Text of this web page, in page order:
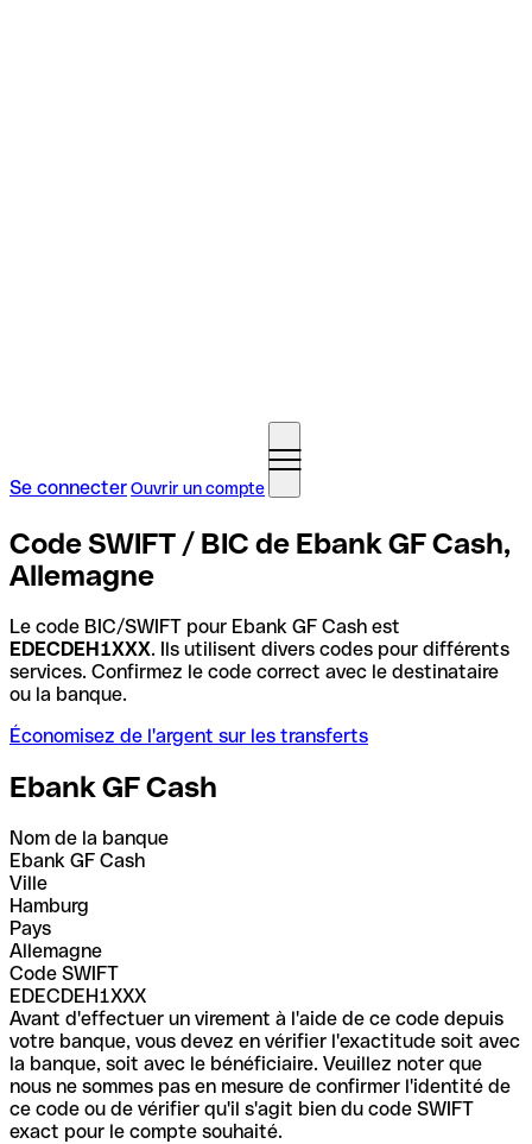
Se connecterOuvrir un compte
Code SWIFT / BIC de Ebank GF Cash,
Allemagne
Le code BIC/SWIFT pour Ebank GF Cash est
EDECDEH1XXX. Ils utilisent divers codes pour différents
services. Confirmez le code correct avec le destinataire
ou la banque.
Économisez de l'argent sur les transferts
Ebank GF Cash
Nom de la banque
Ebank GF Cash
Ville
Hamburg
Pays
Allemagne
Code SWIFT
EDECDEH1XXX
Avant d'effectuer un virement à l'aide de ce code depuis
votre banque, vous devez en vérifier l'exactitude soit avec
la banque, soit avec le bénéficiaire. Veuillez noter que
nous ne sommes pas en mesure de confirmer l'identité de
ce code ou de vérifier qu'il s'agit bien du code SWIFT
exact pour le compte souhaité.